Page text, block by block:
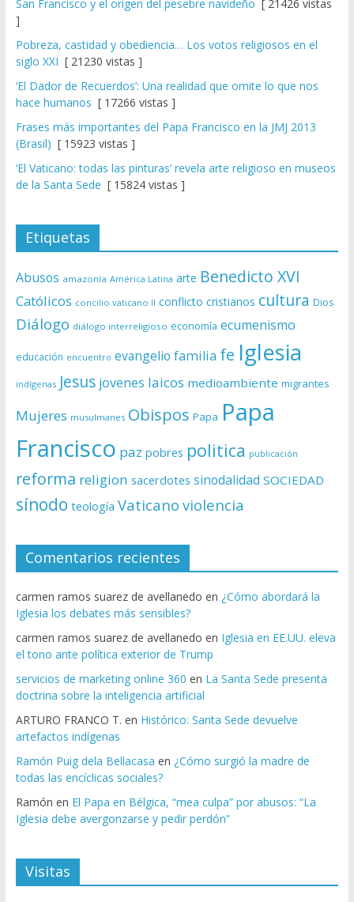
San Francisco y el origen del pesebre navideño [ 21426 vistas
]
Pobreza, castidad y obediencia… Los votos religiosos en el
siglo XXI [ 21230 vistas ]
‘El Dador de Recuerdos’: Una realidad que omite lo que nos
hace humanos [ 17266 vistas ]
Frases más importantes del Papa Francisco en la JMJ 2013
(Brasil) [ 15923 vistas ]
‘El Vaticano: todas las pinturas’ revela arte religioso en museos
de la Santa Sede [ 15824 vistas ]
Etiquetas
Abusos amazonía América Latina arte Benedicto XVI
Católicos concilio vaticano II conflicto cristianos cultura Dios
Diálogo diálogo interreligioso economía ecumenismo
educación encuentro evangelio familia fe Iglesia
indígenas Jesus jovenes laicos medioambiente migrantes
Mujeres musulmanes Obispos Papa Papa
Francisco paz pobres politica publicación
reforma religion sacerdotes sinodalidad SOCIEDAD
sínodo teología Vaticano violencia
Comentarios recientes
carmen ramos suarez de avellanedo en ¿Cómo abordará la
Iglesia los debates más sensibles?
carmen ramos suarez de avellanedo en Iglesia en EE.UU. eleva
el tono ante política exterior de Trump
servicios de marketing online 360 en La Santa Sede presenta
doctrina sobre la inteligencia artificial
ARTURO FRANCO T. en Histórico: Santa Sede devuelve
artefactos indígenas
Ramón Puig dela Bellacasa en ¿Cómo surgió la madre de
todas las encíclicas sociales?
Ramón en El Papa en Bélgica, “mea culpa” por abusos: “La
Iglesia debe avergonzarse y pedir perdón”
Visitas